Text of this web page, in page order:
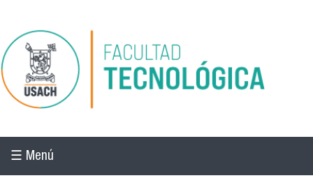
Pasar al contenido principal
☰ Menú